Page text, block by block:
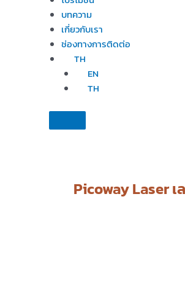
บทความ
เกี่ยวกับเรา
ช่องทางการติดต่อ
TH
EN
TH
Picoway Laser